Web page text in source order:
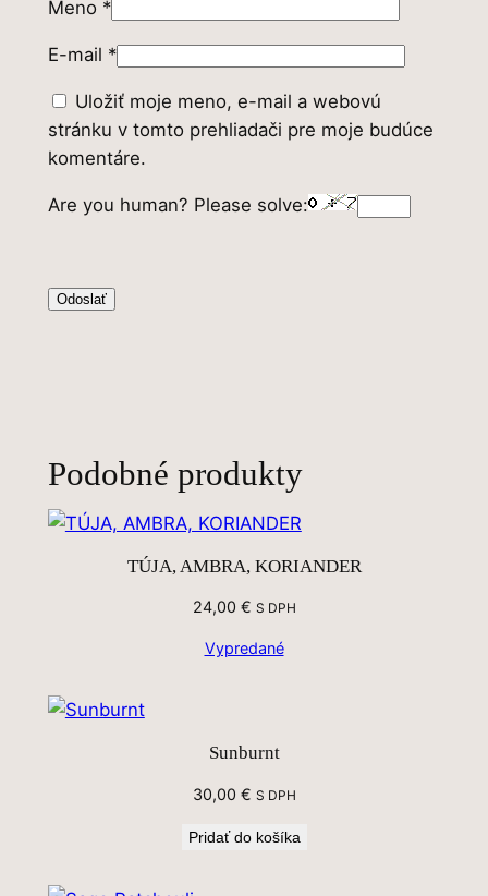
Meno *
E-mail *
Uložiť moje meno, e-mail a webovú
stránku v tomto prehliadači pre moje budúce
komentáre.
Are you human? Please solve:
Podobné produkty
TÚJA, AMBRA, KORIANDER
24,00 € S DPH
Vypredané
Sunburnt
30,00 € S DPH
Pridať do košíka